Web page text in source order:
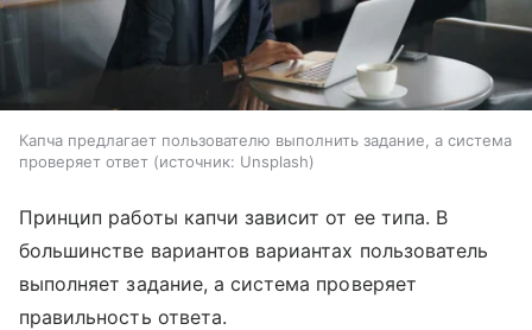
Капча предлагает пользователю выполнить задание, а система
проверяет ответ
источник: Unsplash
Принцип работы капчи зависит от ее типа. В
большинстве вариантов вариантах пользователь
выполняет задание, а система проверяет
правильность ответа.